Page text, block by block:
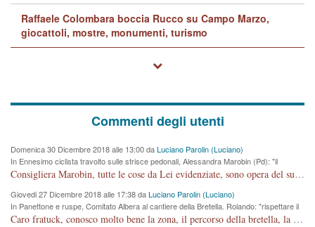
Raffaele Colombara boccia Rucco su Campo Marzo,
giocattoli, mostre, monumenti, turismo
Commenti degli utenti
Domenica 30 Dicembre 2018 alle 13:00 daLuciano Parolin (Luciano)
In Ennesimo ciclista travolto sulle strisce pedonali, Alessandra Marobin (Pd): "il
Comune si svegli"
Consigliera Marobin, tutte le cose da Lei evidenziate, sono opera del suo ex Assessore e compagno di Partito Antonio Marco Dalla Pozza Assessore alla "progettazione" di piste ciclabili e altre porcherie. A lui manderei il conto da saldare per incidenti e danni alle persone. E' ora che "finiamola." Avete perso rassegnatevi. qui IL SINDACO RUCCO NON C'ENTRA PER NIENTE. CAPITO!!!!!!!! Amen.
Giovedi 27 Dicembre 2018 alle 17:38 daLuciano Parolin (Luciano)
In Panettone e ruspe, Comitato Albera al cantiere della Bretella. Rolando: "rispettare il
cronoprogramma"
Caro fratuck, conosco molto bene la zona, il percorso della bretella, la situazione dei cittadini, abito in Viale Trento. A partire dal 2003 ho partecipato al Comitato di Maddalene pro bretella, e a riunioni propositive per apportare modifiche al progetto. Numerose mie foto del territorio sono arrivate a Roma, altri miei interventi (non graditi dalla Sx) sono stati pubblicati dal GdV, assieme ad altri come Ciro Asproso, ora favorevole alla bretella. Ho partecipato alla raccolta firme per la chiusura della strada x 5 giorni eseguita dal Sindaco Hullwech per sforamento 180 Micro/g. Pertanto come impegno per la tematica sono apposto con la coscienza. Ora il Progetto è partito, fine! Voglio dire che la nuova Giunta "comunale" non c'entra più. L'opera sarà "malauguratamente" eseguita, ma non con il mio placet. Il Consigliere Comunale dovrebbe capire che la campagna elettorale è finita, con buona pace di tutti. Quello che invece dovrebbe interessare è la proprietà della strada, dall'uscita autostradale Ovest, sino alla Rotatoria dell'Albara, vi sono tre possessori: Autostrade SpA; La Provincia, il Comune. Come la mettiamo per il futuro ? I costi, da 50 sono saliti a 100 milioni di € come dire 20 milioni a KM (!) da non credere. Comunque si farà. Ma nessuno canti Vittoria, anzi meglio non farne un ulteriore fatto "partitico" per questioni elettorali o di seggio. Se mi manda la sua mail, sono disponibile ad inviare i documenti e le foto sopra descritte. Con ossequi, Luciano Parolin